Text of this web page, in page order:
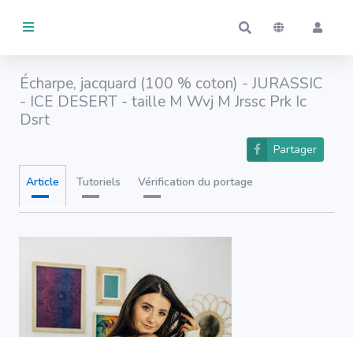
Activité
GÉRÉS
Par moi
Par d'autres
EN
Par moi
Écharpe, jacquard (100 % coton) - JURASSIC
- ICE DESERT - taille M Wvj M Jrssc Prk Ic
Dsrt
Partager
Article Tutoriels Vérification du portage